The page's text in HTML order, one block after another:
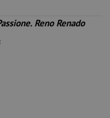
Reno Renado